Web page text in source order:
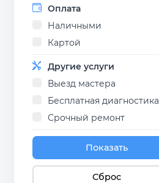
Оплата
Наличными
Картой
Другие услуги
Выезд мастера
Бесплатная диагностика
Срочный ремонт
Показать
Сброс